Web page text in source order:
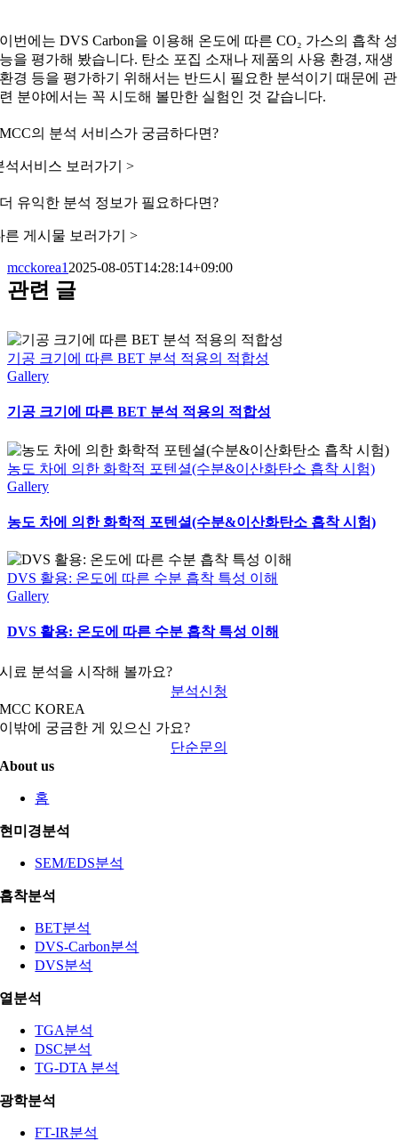
이번에는 DVS Carbon을 이용해 온도에 따른 CO₂ 가스의 흡착 성
능을 평가해 봤습니다. 탄소 포집 소재나 제품의 사용 환경, 재생
환경 등을 평가하기 위해서는 반드시 필요한 분석이기 때문에 관
련 분야에서는 꼭 시도해 볼만한 실험인 것 같습니다.
MCC의 분석 서비스가 궁금하다면?
석서비스 보러가기 >
더 유익한 분석 정보가 필요하다면?
른 게시물 보러가기 >
mcckorea1 2025-08-05T14:28:14+09:00
관련 글
기공 크기에 따른 BET 분석 적용의 적합성
Gallery
기공 크기에 따른 BET 분석 적용의 적합성
농도 차에 의한 화학적 포텐셜(수분&이산화탄소 흡착 시험)
Gallery
농도 차에 의한 화학적 포텐셜(수분&이산화탄소 흡착 시험)
DVS 활용: 온도에 따른 수분 흡착 특성 이해
Gallery
DVS 활용: 온도에 따른 수분 흡착 특성 이해
시료 분석을 시작해 볼까요?
분석신청
MCC KOREA
이밖에 궁금한 게 있으신 가요?
단순문의
About us
홈
현미경분석
SEM/EDS분석
흡착분석
BET분석
DVS-Carbon분석
DVS분석
열분석
TGA분석
DSC분석
TG-DTA 분석
광학분석
FT-IR분석